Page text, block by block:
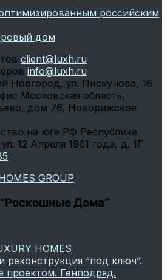
российским
дом
client@luxh.ru
info@luxh.ru
Новгород , ул. Пискунова, 16
Московская область,
дом 76, Новорижское
на юге РФ Республика
12 Апреля 1961 года, д. 1Г
Дома”
HOMES
реконструкция “под ключ”.
проектом. Генподряд.